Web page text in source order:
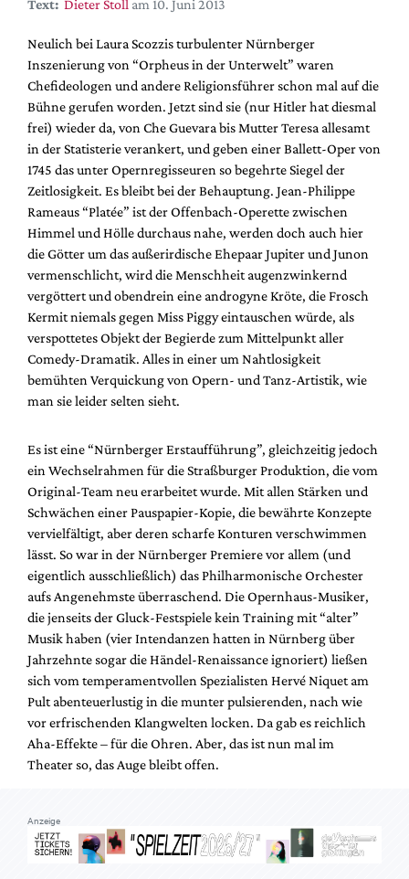
Festival-Planer
Hefte
Alle Hefte
Leseproben
Podcast
Service
Shop / Abo
Newsletter
Redaktion
Autor:innen
Partner
Mediadaten
Suche
Text: Dieter Stoll am 10. Juni 2013
Neulich bei Laura Scozzis turbulenter Nürnberger
Inszenierung von “Orpheus in der Unterwelt” waren
Chefideologen und andere Religionsführer schon mal auf die
Bühne gerufen worden. Jetzt sind sie (nur Hitler hat diesmal
frei) wieder da, von Che Guevara bis Mutter Teresa allesamt
in der Statisterie verankert, und geben einer Ballett-Oper von
1745 das unter Opernregisseuren so begehrte Siegel der
Zeitlosigkeit. Es bleibt bei der Behauptung. Jean-Philippe
Rameaus “Platée” ist der Offenbach-Operette zwischen
Himmel und Hölle durchaus nahe, werden doch auch hier
die Götter um das außerirdische Ehepaar Jupiter und Junon
vermenschlicht, wird die Menschheit augenzwinkernd
vergöttert und obendrein eine androgyne Kröte, die Frosch
Kermit niemals gegen Miss Piggy eintauschen würde, als
verspottetes Objekt der Begierde zum Mittelpunkt aller
Comedy-Dramatik. Alles in einer um Nahtlosigkeit
bemühten Verquickung von Opern- und Tanz-Artistik, wie
man sie leider selten sieht.
Es ist eine “Nürnberger Erstaufführung”, gleichzeitig jedoch
ein Wechselrahmen für die Straßburger Produktion, die vom
Original-Team neu erarbeitet wurde. Mit allen Stärken und
Schwächen einer Pauspapier-Kopie, die bewährte Konzepte
vervielfältigt, aber deren scharfe Konturen verschwimmen
lässt. So war in der Nürnberger Premiere vor allem (und
eigentlich ausschließlich) das Philharmonische Orchester
aufs Angenehmste überraschend. Die Opernhaus-Musiker,
die jenseits der Gluck-Festspiele kein Training mit “alter”
Musik haben (vier Intendanzen hatten in Nürnberg über
Jahrzehnte sogar die Händel-Renaissance ignoriert) ließen
sich vom temperamentvollen Spezialisten Hervé Niquet am
Pult abenteuerlustig in die munter pulsierenden, nach wie
vor erfrischenden Klangwelten locken. Da gab es reichlich
Aha-Effekte – für die Ohren. Aber, das ist nun mal im
Theater so, das Auge bleibt offen.
Anzeige